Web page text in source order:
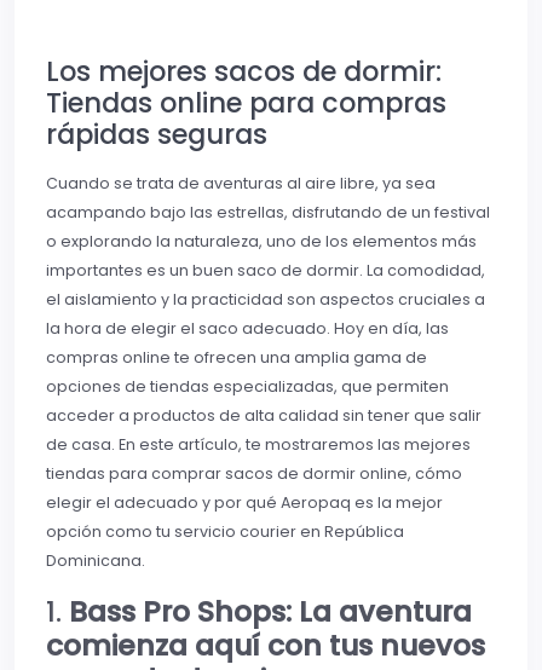
Los mejores sacos de dormir:
Tiendas online para compras
rápidas seguras
Cuando se trata de aventuras al aire libre, ya sea
acampando bajo las estrellas, disfrutando de un festival
o explorando la naturaleza, uno de los elementos más
importantes es un buen saco de dormir. La comodidad,
el aislamiento y la practicidad son aspectos cruciales a
la hora de elegir el saco adecuado. Hoy en día, las
compras online te ofrecen una amplia gama de
opciones de tiendas especializadas, que permiten
acceder a productos de alta calidad sin tener que salir
de casa. En este artículo, te mostraremos las mejores
tiendas para comprar sacos de dormir online, cómo
elegir el adecuado y por qué Aeropaq es la mejor
opción como tu servicio courier en República
Dominicana.
1. Bass Pro Shops: La aventura
comienza aquí con tus nuevos